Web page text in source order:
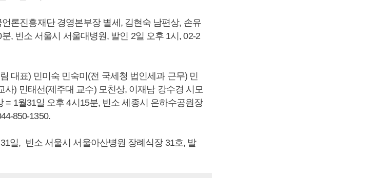
론진흥재단 경영본부장 별세, 김현숙 남편상, 손유
, 빈소 서울시 서울대병원, 발인 2일 오후 1시, 02-2
대표) 민미숙 민숙미(전 국세청 법인세과 근무) 민
) 민태선(제주대 교수) 모친상, 이재남 강수경 시모
= 1월31일 오후 4시15분, 빈소 세종시 은하수공원장
850-1350.
일, 빈소 서울시 서울아산병원 장례식장 31호, 발